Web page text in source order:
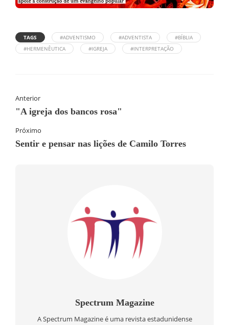
TAGS #ADVENTISMO #ADVENTISTA
#BÍBLIA
#HERMENÊUTICA
#IGREJA #INTERPRETAÇÃO
Anterior
"A igreja dos bancos rosa"
Próximo
Sentir e pensar nas lições de Camilo Torres
Spectrum Magazine
A Spectrum Magazine é uma revista estadunidense